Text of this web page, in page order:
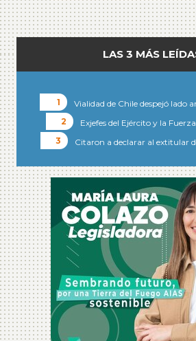
LAS 3 MÁS
Vialidad de Chile despejó lado
Exjefes del Ejército y la
Citaron a declarar al extitular